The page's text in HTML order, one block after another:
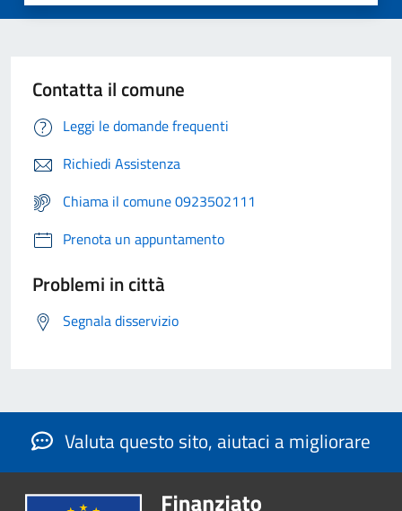
Contatta il comune
Leggi le domande frequenti
Richiedi Assistenza
Chiama il comune 0923502111
Prenota un appuntamento
Problemi in città
Segnala disservizio
Valuta questo sito, aiutaci a migliorare